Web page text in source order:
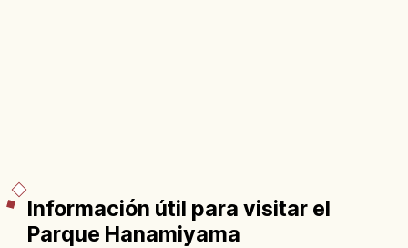
Información útil para visitar el
Parque Hanamiyama